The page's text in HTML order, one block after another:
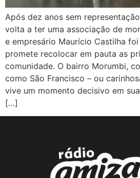
Após dez anos sem
volta a ter uma associação de
e empresário Maurício Castilha
promete recolocar em pauta as
comunidade. O bairro Morumbi,
como São Francisco – ou
vive um momento decisivo em
[…]